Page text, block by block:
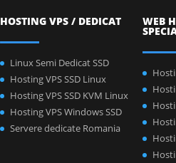
HOSTING VPS / DEDICAT
Linux Semi Dedicat SSD
Hosting VPS SSD Linux
Hosting VPS SSD KVM Linux
Hosting VPS Windows SSD
Servere dedicate Romania
WEB